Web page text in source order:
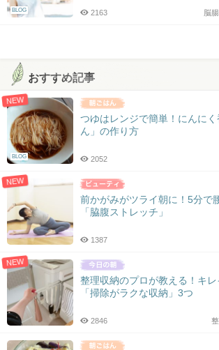
BLOG 脳
2163
おすすめ記事
NEW
BLOG
つゆはレンジで簡単！にんに
ん」の作り方
2052
NEW
前かがみがツライ朝に！5分で
「脇腹ストレッチ」
1387
NEW
整理収納のプロが教える！キ
「掃除がラクな収納」3つ
2846